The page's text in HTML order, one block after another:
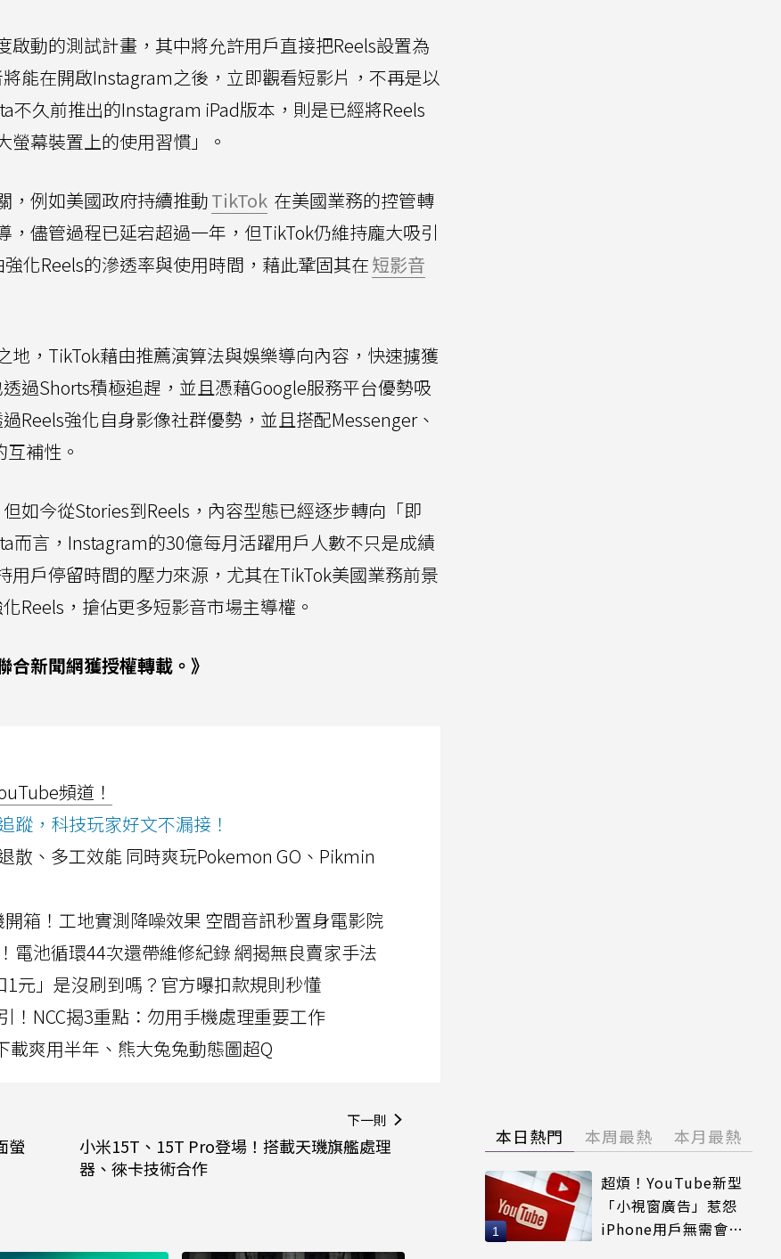
動的測試計畫，其中將允許用戶直接把Reels設置為
能在開啟Instagram之後，立即觀看短影片，不再是以
不久前推出的Instagram iPad版本，則是已經將Reels
幕裝置上的使用習慣」。
，例如美國政府持續推動TikTok 在美國業務的控管轉
儘管過程已延宕超過一年，但TikTok仍維持龐大吸引
化Reels的滲透率與使用時間，藉此鞏固其在短影音
，TikTok藉由推薦演算法與娛樂導向內容，快速擄獲
過Shorts積極追趕，並且憑藉Google服務平台優勢吸
Reels強化自身影像社群優勢，並且搭配Messenger、
互補性。
如今從Stories到Reels，內容型態已經逐步轉向「即
而言，Instagram的30億每月活躍用戶人數不只是成績
用戶停留時間的壓力來源，尤其在TikTok美國業務前景
Reels，搶佔更多短影音市場主導權。
合新聞網獲授權轉載。》
頻道！
蹤，科技玩家好文不漏接！
散、多工效能 同時爽玩Pokemon GO、Pikmin
開箱！工地實測降噪效果 空間音訊秒置身電影院
電池循環44次還帶維修紀錄 網揭無良賣家手法
元」是沒刷到嗎？官方曝扣款規則秒懂
！NCC揭3重點：勿用手機處理重要工作
載爽用半年、熊大兔兔動態圖超Q
螢
下一則
小米15T、15T Pro登場！搭載天璣旗艦處理
器、徠卡技術合作
本日熱門 本周最熱 本月最熱
超煩！YouTube新型
「小視窗廣告」惹怨
iPhone用戶無需會員